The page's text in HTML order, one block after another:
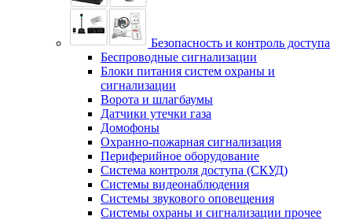
Безопасность и контроль доступа
Беспроводные сигнализации
Блоки питания систем охраны и
сигнализации
Ворота и шлагбаумы
Датчики утечки газа
Домофоны
Охранно-пожарная сигнализация
Периферийное оборудование
Система контроля доступа (СКУД)
Системы видеонаблюдения
Системы звукового оповещения
Системы охраны и сигнализации прочее